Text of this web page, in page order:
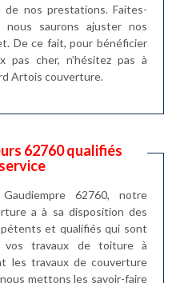
nos prestations. Faites-
saurons ajuster nos
De ce fait, pour bénéficier
cher, n’hésitez pas à
Artois couverture.
62760 qualifiés
62760, notre
a à sa disposition des
et qualifiés qui sont
vos travaux de toiture à
les travaux de couverture
mettons les savoir-faire